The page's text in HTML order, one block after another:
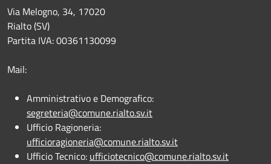
Via Melogno, 34, 17020
Rialto (SV)
Partita IVA: 00361130099
Mail:
Amministrativo e Demografico:
segreteria@comune.rialto.sv.it
Ufficio Ragioneria:
ufficioragioneria@comune.rialto.sv.it
Ufficio Tecnico: ufficiotecnico@comune.rialto.sv.it